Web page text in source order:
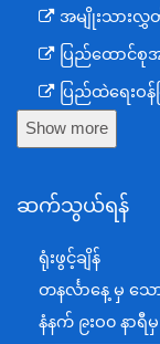
အမျိုးသားလွှ
ပြည်ထောင်စု
ပြည်ထဲရေးဝန်
ကာကွယ်ရေးဝန်
စီမံကိန်း၊ဘဏ္ဍာ
အပြည်ပြည်ဆိုင်
ပြန်ကြားရေးဝ
Show more
ဆက်သွယ်ရန်
ရုံးဖွင့်ချိန်
တနင်္လာနေ့ မှ သေ
နံနက် ၉းဝ၀ နာရီ